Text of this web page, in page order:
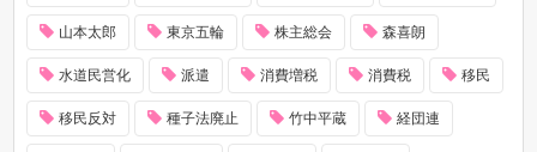
山本太郎 東京五輪 株主総会 森喜朗
水道民営化 派遣 消費増税 消費税 移民
移民反対 種子法廃止 竹中平蔵 経団連